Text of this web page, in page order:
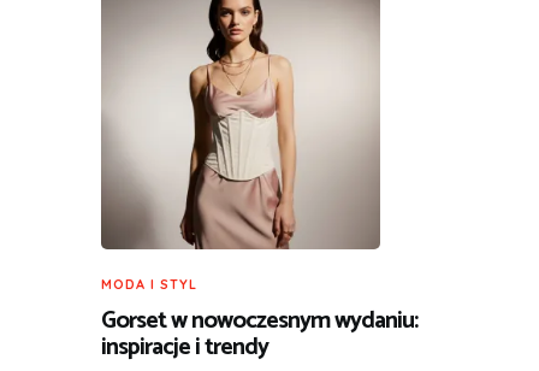
MODA I STYL
Gorset w nowoczesnym wydaniu:
inspiracje i trendy